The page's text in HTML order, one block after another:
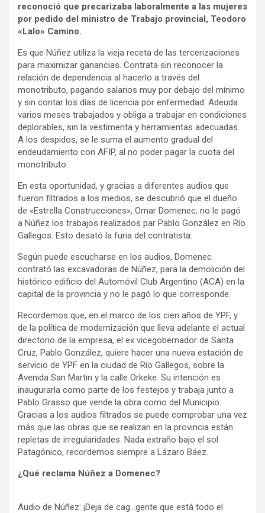
reconoció que precarizaba laboralmente a las mujeres
por pedido del ministro de Trabajo provincial, Teodoro
«Lalo» Camino.
Es que Núñez utiliza la vieja receta de las tercerizaciones
para maximizar ganancias. Contrata sin reconocer la
relación de dependencia al hacerlo a través del
monotributo, pagando salarios muy por debajo del mínimo
y sin contar los días de licencia por enfermedad. Adeuda
varios meses trabajados y obliga a trabajar en condiciones
deplorables, sin la vestimenta y herramientas adecuadas.
A los despidos, se le suma el aumento gradual del
endeudamiento con AFIP, al no poder pagar la cuota del
monotributo.
En esta oportunidad, y gracias a diferentes audios que
fueron filtrados a los medios, se descubrió que el dueño
de «Estrella Construcciones», Omar Domenec, no le pagó
a Núñez los trabajos realizados par Pablo González en Río
Gallegos. Esto desató la furia del contratista.
Según puede escucharse en los audios, Domenec
contrató las excavadoras de Núñez, para la demolición del
histórico edificio del Automóvil Club Argentino (ACA) en la
capital de la provincia y no le pagó lo que corresponde.
Recordemos que, en el marco de los cien años de YPF, y
de la política de modernización que lleva adelante el actual
directorio de la empresa, el ex vicegobernador de Santa
Cruz, Pablo González, quiere hacer una nueva estación de
servicio de YPF en la ciudad de Río Gallegos, sobre la
Avenida San Martin y la calle Orkeke. Su intención es
inaugurarla como parte de los festejos y trabaja junto a
Pablo Grasso que vende la obra como del Municipio.
Gracias a los audios filtrados se puede comprobar una vez
más que las obras que se realizan en la provincia están
repletas de irregularidades. Nada extraño bajo el sol
Patagónico, recordemos siempre a Lázaro Báez.
¿Qué reclama Núñez a Domenec?
Audio de Núñez: ¡Deja de cag…gente que está todo el